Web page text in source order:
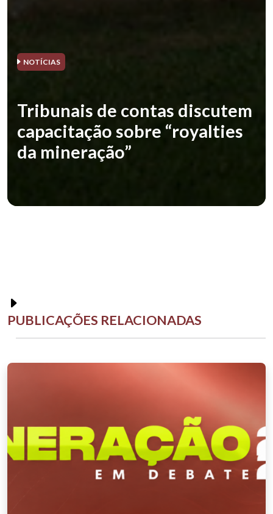
NOTÍCIAS
Tribunais de contas discutem
capacitação sobre “royalties
da mineração”
PUBLICAÇÕES RELACIONADAS